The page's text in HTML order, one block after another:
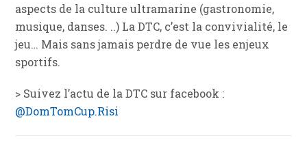
aspects de la culture ultramarine (gastronomie,
musique, danses. ..) La DTC, c’est la convivialité, le
jeu… Mais sans jamais perdre de vue les enjeux
sportifs.
> Suivez l’actu de la DTC sur facebook :
@DomTomCup.Risi